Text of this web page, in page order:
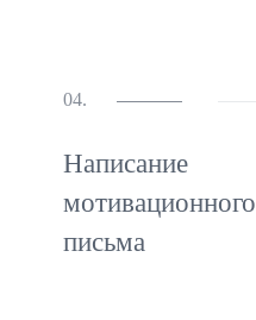
04.
Написание
мотивационного
письма